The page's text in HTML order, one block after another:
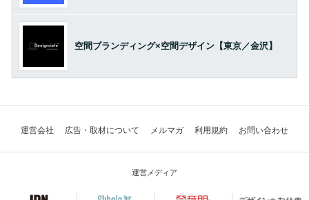
空間ブランディング×空間デザイン【東京／金沢】
運営会社 広告・取材について メルマガ 利用規約 お問い合わせ
運営メディア